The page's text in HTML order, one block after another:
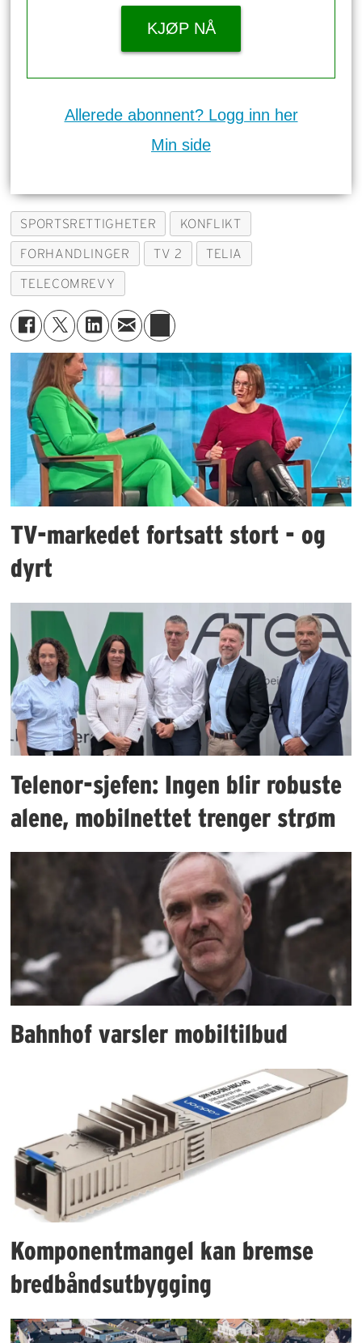
KJØP NÅ
Allerede abonnent? Logg inn her
Min side
SPORTSRETTIGHETER KONFLIKT
FORHANDLINGER TV 2 TELIA
TELECOMREVY
TV-markedet fortsatt stort - og
dyrt
Telenor-sjefen: Ingen blir robuste
alene, mobilnettet trenger strøm
Bahnhof varsler mobiltilbud
Komponentmangel kan bremse
bredbåndsutbygging